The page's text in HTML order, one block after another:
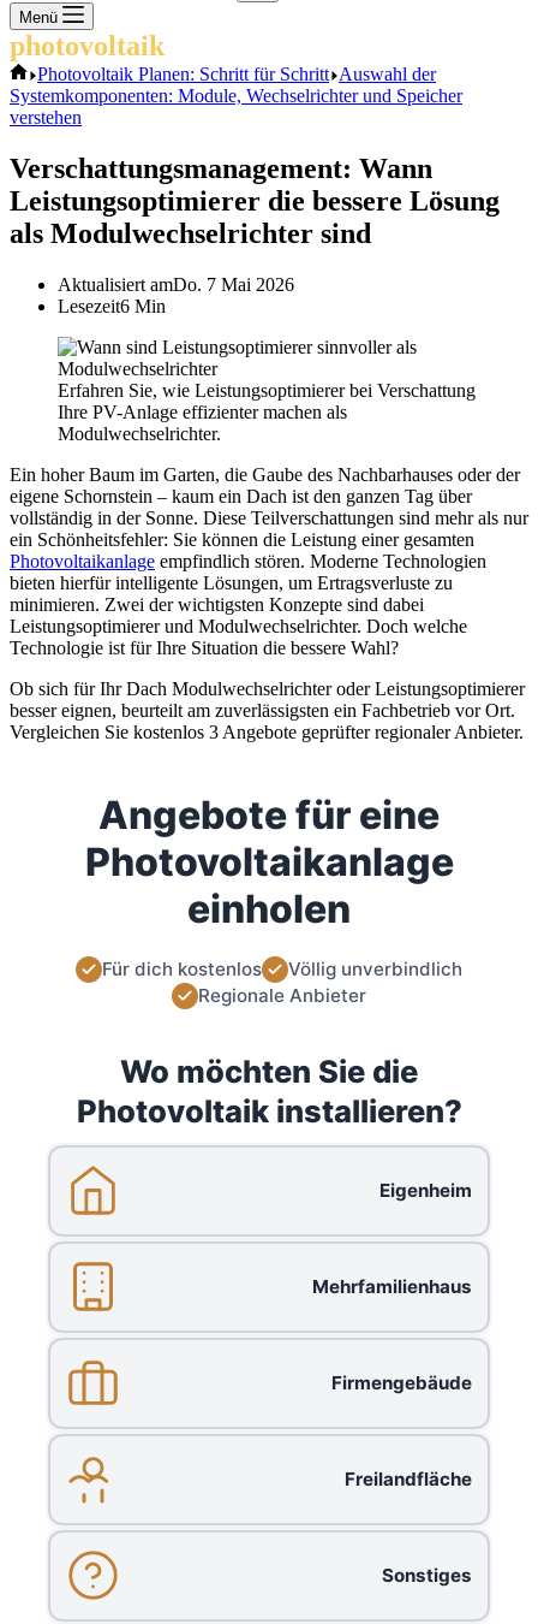
Keine
Ergebnisse
Menü
photovoltaik
Start
Photovoltaik Planen: Schritt für Schritt Auswahl der
Systemkomponenten: Module, Wechselrichter und Speicher
verstehen
Verschattungsmanagement: Wann
Leistungsoptimierer die bessere Lösung
als Modulwechselrichter sind
Aktualisiert amDo. 7 Mai 2026
Lesezeit6 Min
Erfahren Sie, wie Leistungsoptimierer bei Verschattung
Ihre PV-Anlage effizienter machen als
Modulwechselrichter.
Ein hoher Baum im Garten, die Gaube des Nachbarhauses oder der
eigene Schornstein – kaum ein Dach ist den ganzen Tag über
vollständig in der Sonne. Diese Teilverschattungen sind mehr als nur
ein Schönheitsfehler: Sie können die Leistung einer gesamten
Photovoltaikanlage empfindlich stören. Moderne Technologien
bieten hierfür intelligente Lösungen, um Ertragsverluste zu
minimieren. Zwei der wichtigsten Konzepte sind dabei
Leistungsoptimierer und Modulwechselrichter. Doch welche
Technologie ist für Ihre Situation die bessere Wahl?
Ob sich für Ihr Dach Modulwechselrichter oder Leistungsoptimierer
besser eignen, beurteilt am zuverlässigsten ein Fachbetrieb vor Ort.
Vergleichen Sie kostenlos 3 Angebote geprüfter regionaler Anbieter.
Angebote für eine
Photovoltaikanlage
einholen
Für dich kostenlos
Völlig unverbindlich
Regionale Anbieter
Wo möchten Sie die
Photovoltaik installieren?
Eigenheim
Mehrfamilienhaus
Firmengebäude
Freilandfläche
Sonstiges